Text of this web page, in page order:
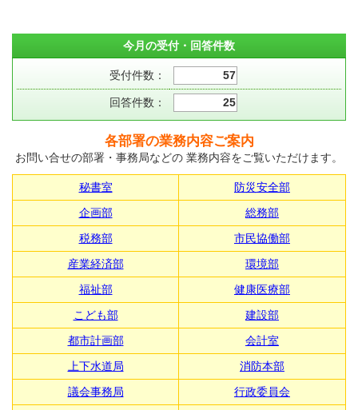
今月の受付・回答件数
受付件数： 57
回答件数： 25
各部署の業務内容ご案内
お問い合せの部署・事務局などの 業務内容をご覧いただけます。
秘書室
防災安全部
企画部
総務部
税務部
市民協働部
産業経済部
環境部
福祉部
健康医療部
こども部
建設部
都市計画部
会計室
上下水道局
消防本部
議会事務局
行政委員会